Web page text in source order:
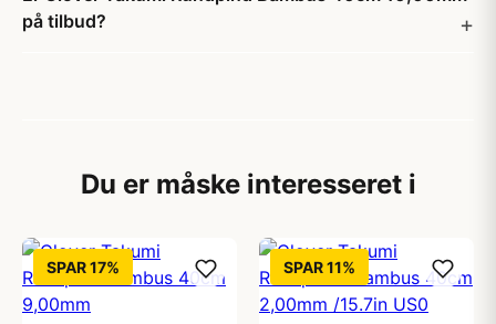
på tilbud?
Du er måske interesseret i
SPAR 17% SPAR 11%